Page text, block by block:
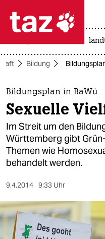
 taz
taz zahl
themen
politik
öko
gesellschaft
kultur
sport
berlin
Bildung
Bildungsplan in BaWü
Sexuelle
Im Streit um den
Württemberg gibt
Themen wie
behandelt werden.
9.4.2014 9:33 Uhr